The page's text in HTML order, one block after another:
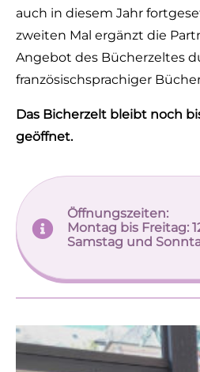
auch in diesem Jahr
zweiten Mal ergänzt die
Angebot des Bücherzeltes
französischsprachiger
Das Bicherzelt bleibt noch
geöffnet.
Öffnungszeiten:
Montag bis Freitag:
Samstag und